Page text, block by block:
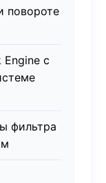
повороте
Engine с
фильтра